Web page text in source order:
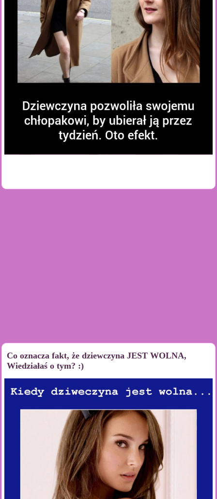
Co oznacza fakt, że dziewczyna JEST WOLNA,
Wiedziałaś o tym? :)